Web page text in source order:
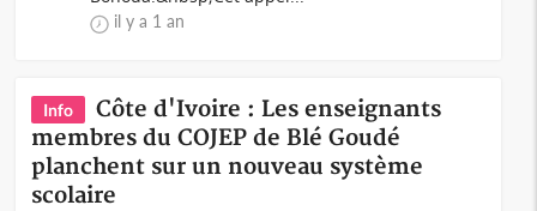
il y a 1 an
Info
Côte d'Ivoire : Les enseignants
membres du COJEP de Blé Goudé
planchent sur un nouveau système
scolaire